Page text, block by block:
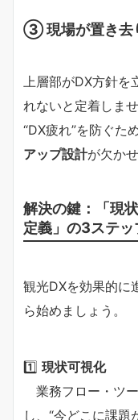
③ 現場が置き去
上層部がDX方針
れないと定着しませ
“DX疲れ”を防ぐた
アップ設計が欠か
解決の鍵：「現
定義」の3ステッ
観光DXを効果的に
ら始めましょう。
1️⃣ 現状可視化
業務フロー・ツ
し、“今どこに課題